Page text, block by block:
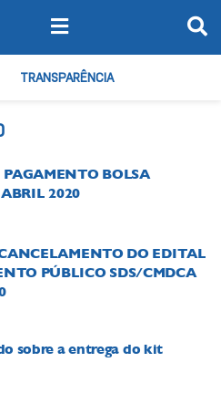
TRANSPARÊNCIA
PAGAMENTO BOLSA
2020
DO EDITAL
PÚBLICO SDS/CMDCA
sobre a entrega do kit